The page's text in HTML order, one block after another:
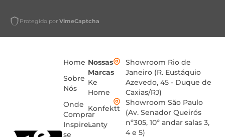
Protegido por VimeCaptcha
Home
Sobre
Nós
Onde
Comprar
Inspire-
se
Nossas
Marcas
Ke
Home
Konfektt
Lanty
Showroom Rio de
Janeiro (R. Eustáquio
Azevedo, 45 - Duque de
Caxias/RJ)
Showroom São Paulo
(Av. Senador Queirós
nº305, 10º andar salas 3,
4 e 5)